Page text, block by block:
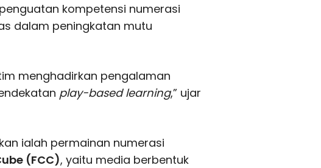
kompetensi numerasi
dalam peningkatan mutu
menghadirkan pengalaman
play-based learning,” ujar
ialah permainan numerasi
(FCC), yaitu media berbentuk